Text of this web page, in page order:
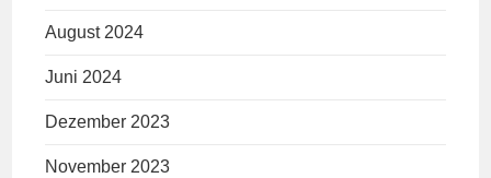
August 2024
Juni 2024
Dezember 2023
November 2023